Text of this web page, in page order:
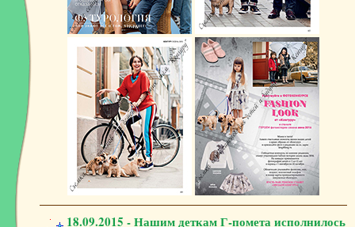
18.09.2015 - Нашим деткам Г-помета исполнилось